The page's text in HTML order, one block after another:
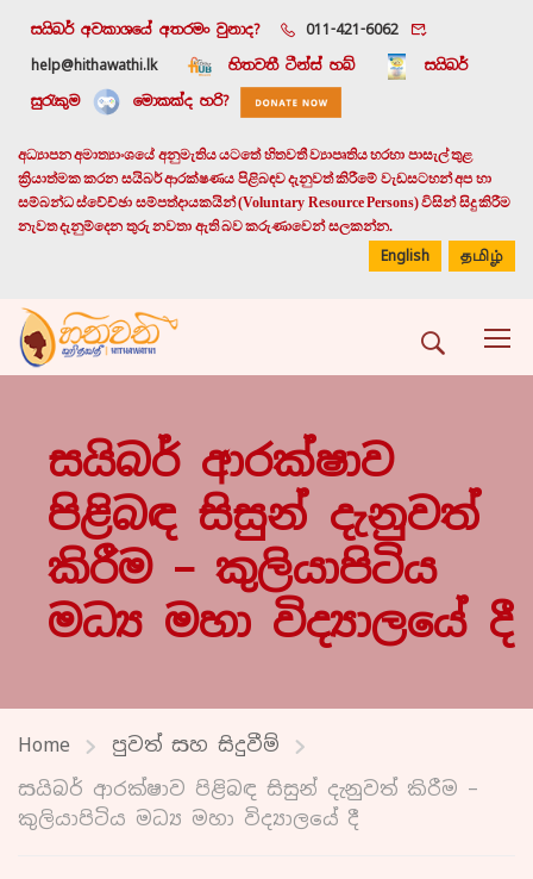
සයිබර් අවකාශයේ අතරමං වුනාද?
011-421-6062
help@hithawathi.lk
හිතවතී ටීන්ස් හබ්
සයිබර්
සුරැකුම
මොකක්ද හරි?
අධ්‍යාපන අමාත්‍යාංශයේ අනුමැතිය යටතේ හිතවතී ව්‍යාපෘතිය හරහා පාසැල් තුළ
ක්‍රියාත්මක කරන සයිබර් ආරක්ෂණය පිළිබඳව දැනුවත් කිරීමේ වැඩසටහන් අප හා
සම්බන්ධ ස්වේච්ඡා සම්පත්දායකයින් (Voluntary Resource Persons) විසින් සිදු කිරීම
නැවත දැනුම්දෙන තුරු නවතා ඇති බව කරුණාවෙන් සලකන්න.
English தமிழ்
සයිබර් ආරක්ෂාව
පිළිබඳ සිසුන් දැනුවත්
කිරීම – කුලියාපිටිය
මධ්‍ය මහා විද්‍යාලයේ දී
Home
පුවත් සහ සිදුවීම්
සයිබර් ආරක්ෂාව පිළිබඳ සිසුන් දැනුවත් කිරීම –
කුලියාපිටිය මධ්‍ය මහා විද්‍යාලයේ දී